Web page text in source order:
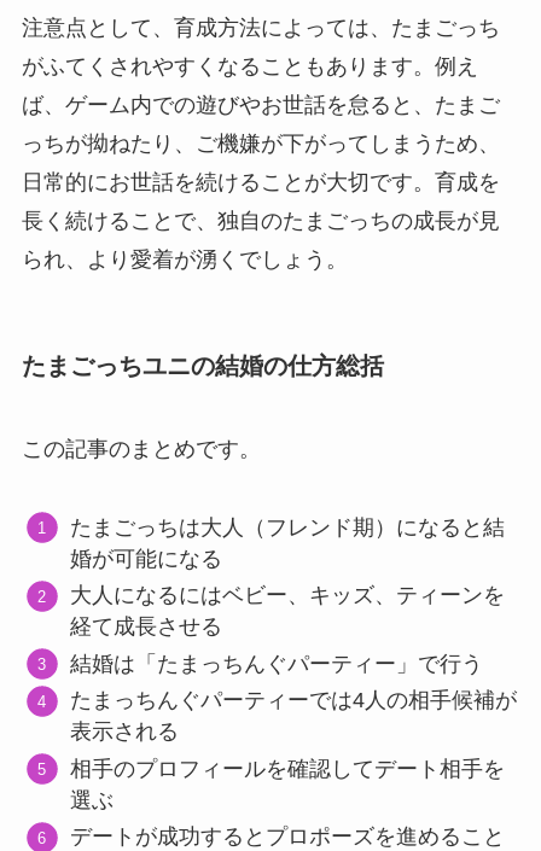
注意点として、育成方法によっては、たまごっち
がふてくされやすくなることもあります。例え
ば、ゲーム内での遊びやお世話を怠ると、たまご
っちが拗ねたり、ご機嫌が下がってしまうため、
日常的にお世話を続けることが大切です。育成を
長く続けることで、独自のたまごっちの成長が見
られ、より愛着が湧くでしょう。
たまごっちユニの結婚の仕方総括
この記事のまとめです。
たまごっちは大人（フレンド期）になると結
婚が可能になる
大人になるにはベビー、キッズ、ティーンを
経て成長させる
結婚は「たまっちんぐパーティー」で行う
たまっちんぐパーティーでは4人の相手候補が
表示される
相手のプロフィールを確認してデート相手を
選ぶ
デートが成功するとプロポーズを進めること